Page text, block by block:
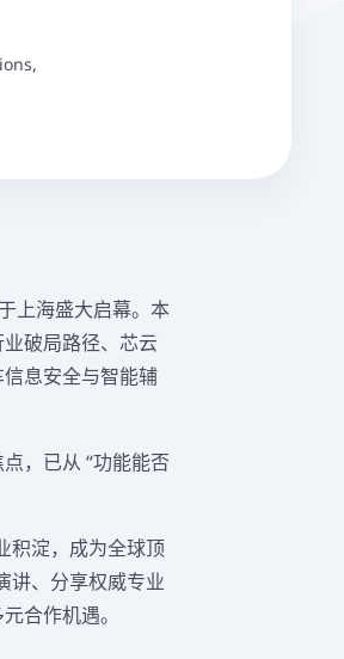
上海盛大启幕。本
破局路径、芯云
息安全与智能辅
，已从 “功能能否
积淀，成为全球顶
讲、分享权威专业
合作机遇。